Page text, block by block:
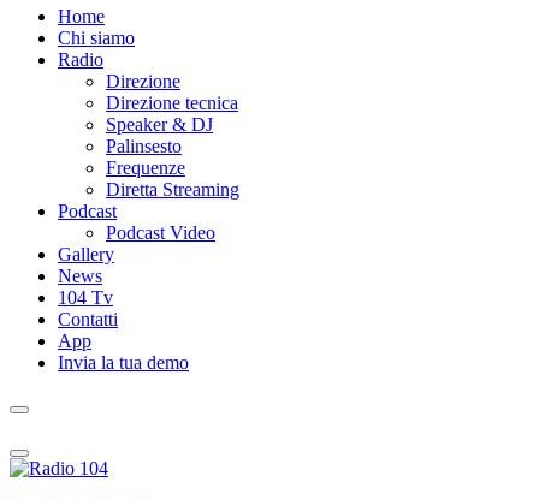
Radio 104
Like It !Home
Chi siamo
Radio
Direzione
Direzione tecnica
Speaker & DJ
Palinsesto
Frequenze
Diretta Streaming
Podcast
Podcast Video
Gallery
News
104 Tv
Contatti
App
Invia la tua demo